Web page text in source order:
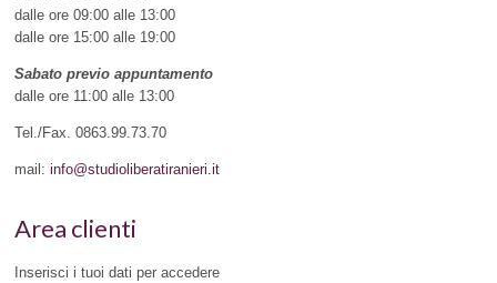
dalle ore 09:00 alle 13:00
dalle ore 15:00 alle 19:00
Sabato previo appuntamento
dalle ore 11:00 alle 13:00
Tel./Fax. 0863.99.73.70
mail:info@studioliberatiranieri.it
Area clienti
Inserisci i tuoi dati per accedere